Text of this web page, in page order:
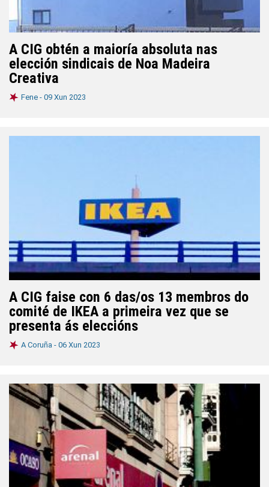
A CIG obtén a maioría absoluta nas
elección sindicais de Noa Madeira
Creativa
Fene - 09 Xun 2023
A CIG faise con 6 das/os 13 membros do
comité de IKEA a primeira vez que se
presenta ás eleccións
A Coruña - 06 Xun 2023